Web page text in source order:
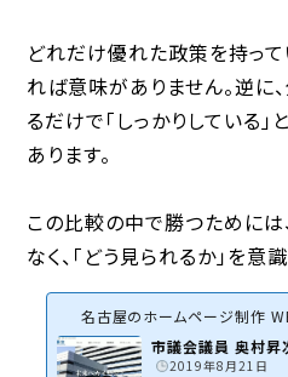
どれだけ優れた政策を持っ
れば意味がありません。逆に
るだけで「しっかりしている
あります。
この比較の中で勝つために
なく、「どう見られるか」を意
名古屋のホームページ制作
市議会議員 奥村昇
2019年8月21日